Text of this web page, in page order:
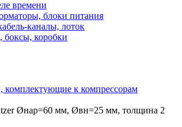
времени
блоки питания
каналы, лоток
коробки
комплектующие к компрессорам
Øнар=60 мм, Øвн=25 мм, толщина 2